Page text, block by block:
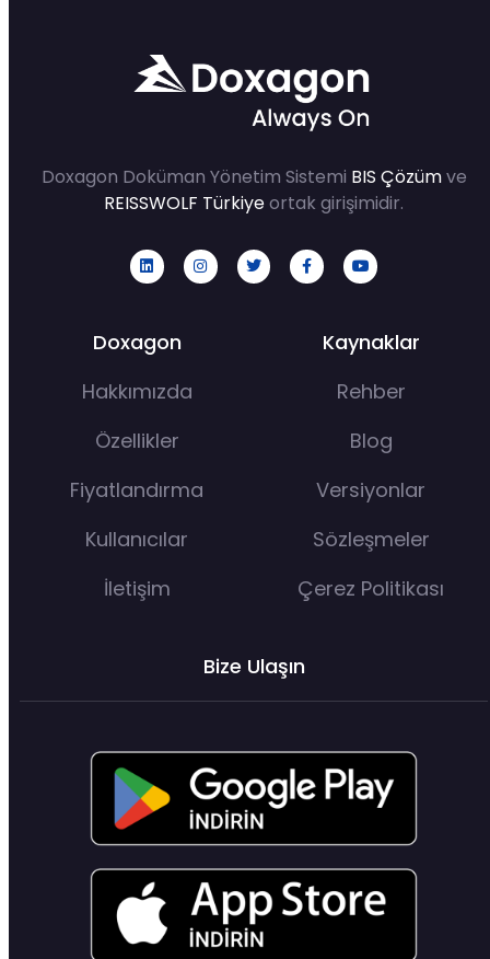
Doxagon Doküman Yönetim Sistemi BIS Çözümve
REISSWOLF Türkiyeortak girişimidir.
Doxagon
Hakkımızda
Özellikler
Fiyatlandırma
Kullanıcılar
İletişim
Kaynaklar
Rehber
Blog
Versiyonlar
Sözleşmeler
Çerez Politikası
Bize Ulaşın